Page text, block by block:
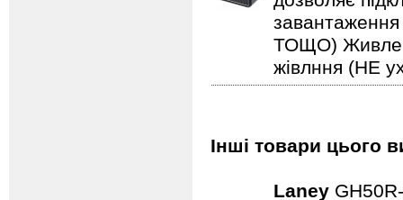
завантаження
ТОЩО)
жівлння (НЕ
Інші товари цього
Laney